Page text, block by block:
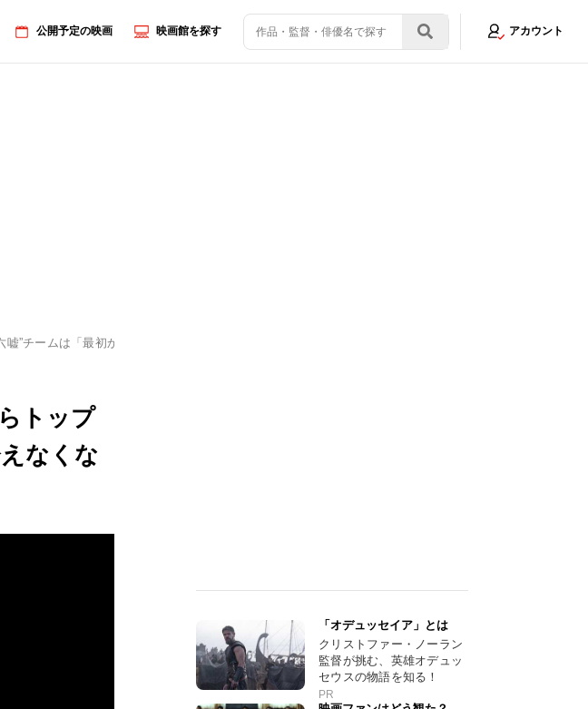
公開予定の映画 映画館を探す アカウント
嘘”チームは「最初からトップスピードで仲が良い！」佐野勇斗は早くも「会えなくなるのが寂しい」とポ
トップ
なくな
「オデュッセイア」とは
クリストファー・ノーラン
監督が挑む、英雄オデュッ
セウスの物語を知る！
PR